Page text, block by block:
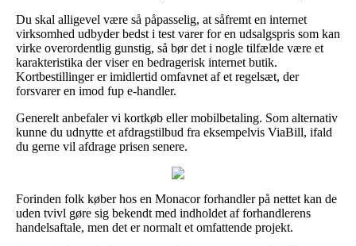
Du skal alligevel være så påpasselig, at såfremt en internet
virksomhed udbyder bedst i test varer for en udsalgspris som kan
virke overordentlig gunstig, så bør det i nogle tilfælde være et
karakteristika der viser en bedragerisk internet butik.
Kortbestillinger er imidlertid omfavnet af et regelsæt, der
forsvarer en imod fup e-handler.
Generelt anbefaler vi kortkøb eller mobilbetaling. Som alternativ
kunne du udnytte et afdragstilbud fra eksempelvis ViaBill, ifald
du gerne vil afdrage prisen senere.
Forinden folk køber hos en Monacor forhandler på nettet kan de
uden tvivl gøre sig bekendt med indholdet af forhandlerens
handelsaftale, men det er normalt et omfattende projekt.